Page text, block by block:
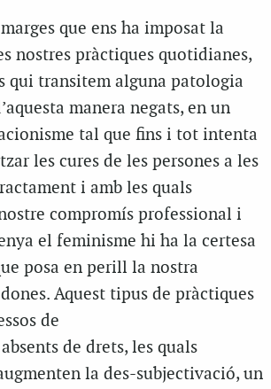
que ens ha imposat la
nostres pràctiques quotidianes,
qui transitem alguna patologia
manera negats, en un
tal que fins i tot intenta
les cures de les persones a les
i amb les quals
compromís professional i
el feminisme hi ha la certesa
posa en perill la nostra
Aquest tipus de pràctiques
de
de drets, les quals
la des-subjectivació, un